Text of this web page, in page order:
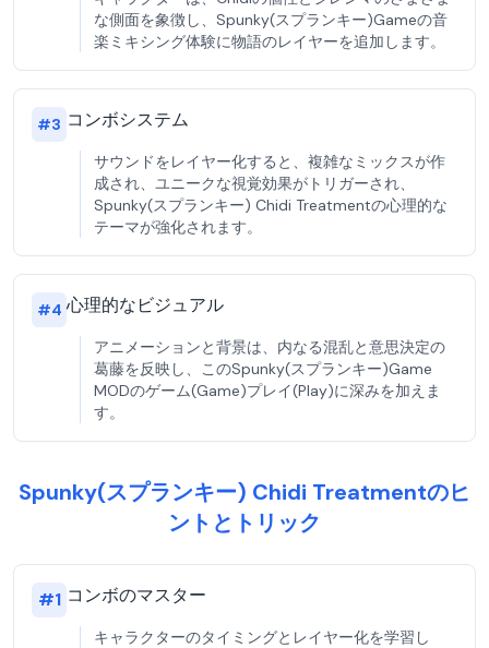
な側面を象徴し、Spunky(スプランキー)Gameの音
楽ミキシング体験に物語のレイヤーを追加します。
#3 コンボシステム
サウンドをレイヤー化すると、複雑なミックスが作
成され、ユニークな視覚効果がトリガーされ、
Spunky(スプランキー) Chidi Treatmentの心理的な
テーマが強化されます。
#4 心理的なビジュアル
アニメーションと背景は、内なる混乱と意思決定の
葛藤を反映し、このSpunky(スプランキー)Game
MODのゲーム(Game)プレイ(Play)に深みを加えま
す。
Spunky(スプランキー) Chidi Treatmentのヒ
ントとトリック
#1 コンボのマスター
キャラクターのタイミングとレイヤー化を学習し